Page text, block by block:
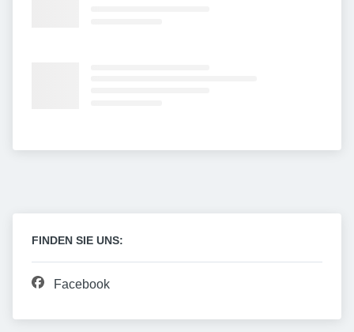
FINDEN SIE UNS:
Facebook